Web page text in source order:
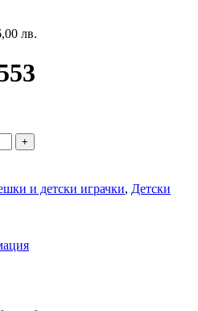
лв.
и детски играчки, Детски